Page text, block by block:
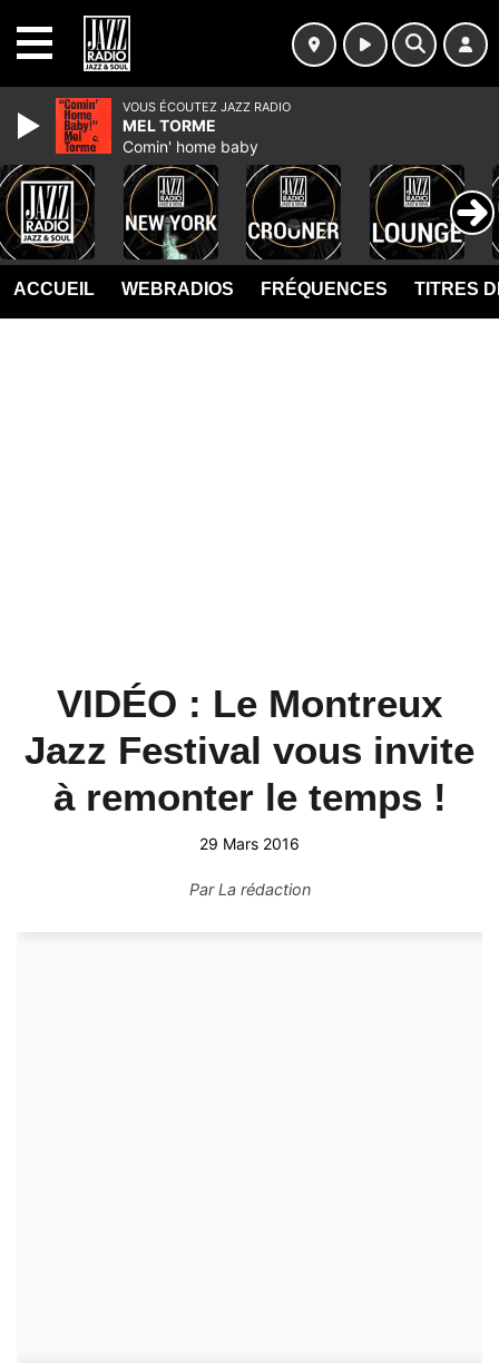
ACCUEIL WEBRADIOS FRÉQUENCES TITRES
VIDÉO : Le Montreux
Jazz Festival vous invite
à remonter le temps !
29 Mars 2016
ParLa rédaction
VOUS ÉCOUTEZ JAZZ RADIO
MEL TORME
Comin' home baby